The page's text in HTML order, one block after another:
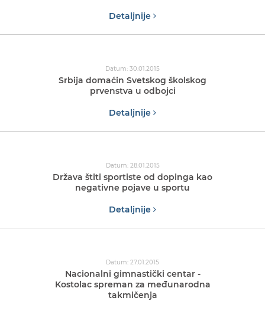
Detaljnije
Datum: 30.01.2015
Srbija domaćin Svetskog školskog
prvenstva u odbojci
Detaljnije
Datum: 28.01.2015
Država štiti sportiste od dopinga kao
negativne pojave u sportu
Detaljnije
Datum: 27.01.2015
Nacionalni gimnastički centar -
Kostolac spreman za međunarodna
takmičenja